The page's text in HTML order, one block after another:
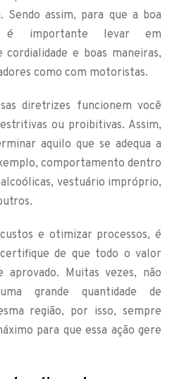
Sendo assim, para que a boa
é importante levar em
cordialidade e boas maneiras,
como com motoristas.
diretrizes funcionem você
ou proibitivas. Assim,
aquilo que se adequa a
comportamento dentro
vestuário impróprio,
e otimizar processos, é
de que todo o valor
Muitas vezes, não
grande quantidade de
região, por isso, sempre
para que essa ação gere